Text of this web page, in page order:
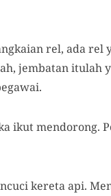
rel, ada rel
jembatan itulah
ikut mendorong.
kereta api.